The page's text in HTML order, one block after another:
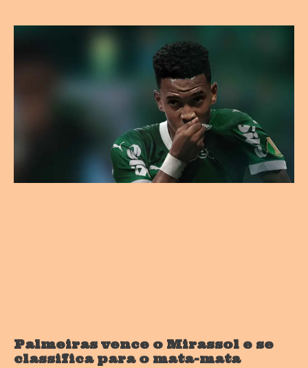
Palmeiras vence o Mirassol e se
classifica para o mata-mata